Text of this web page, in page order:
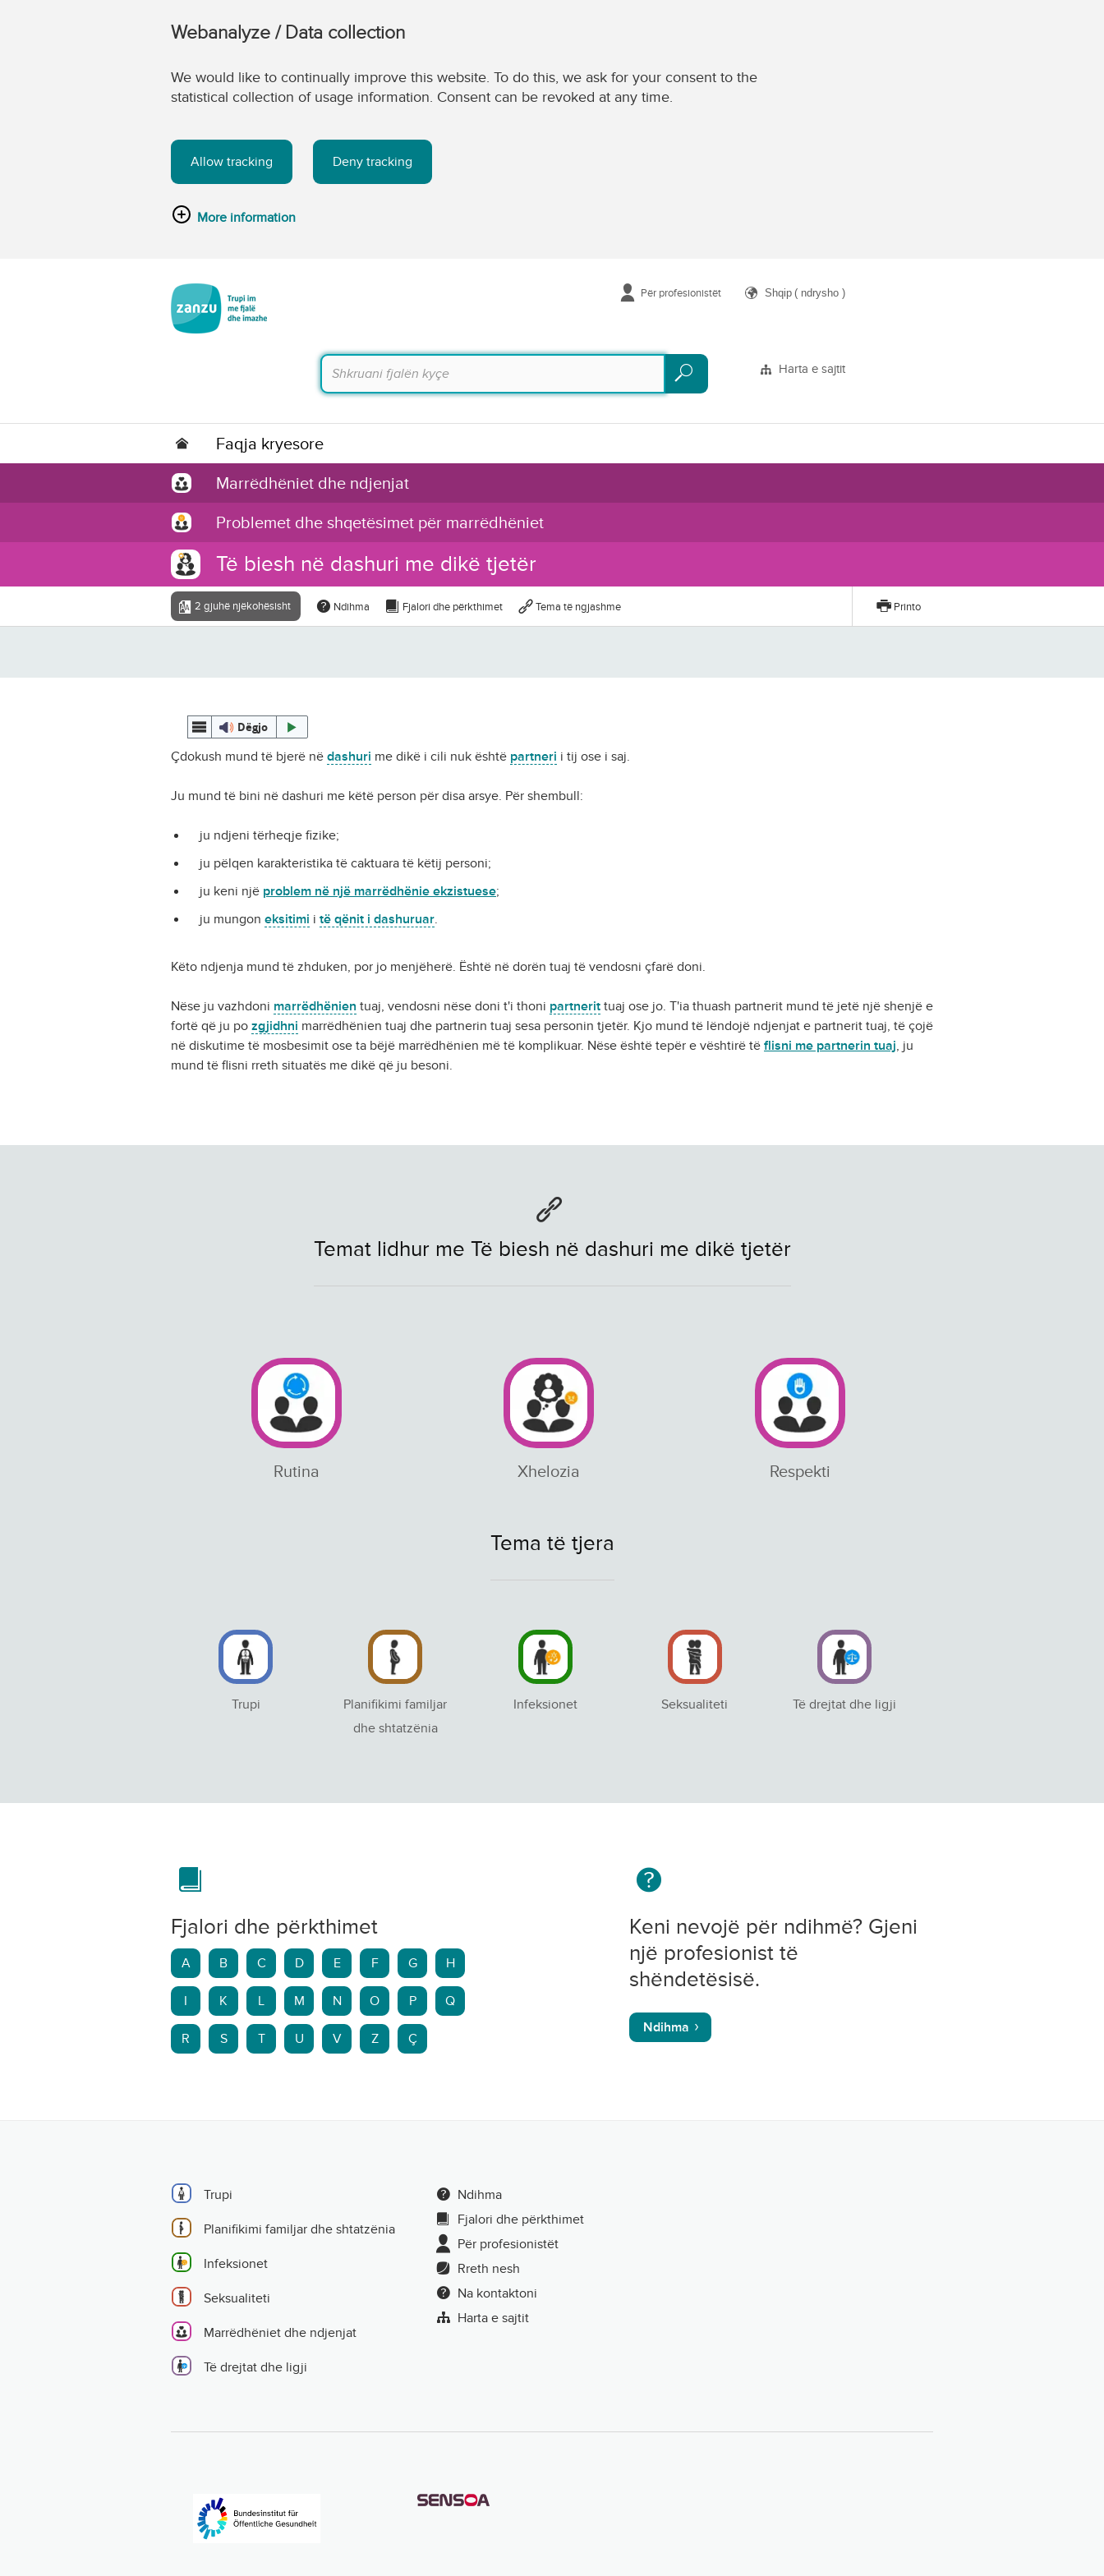
Webanalyze / Data collection
We would like to continually improve this website. To do this, we ask for your consent to the
statistical collection of usage information. Consent can be revoked at any time.
Allow tracking Deny tracking
More information
Për profesionistët Shqip ( ndrysho )
Kërko
Kërko
Harta e sajtit
Faqja kryesore
Marrëdhëniet dhe ndjenjat
Problemet dhe shqetësimet për marrëdhëniet
Të biesh në dashuri me dikë tjetër
2 gjuhë njëkohësisht Ndihma Fjalori dhe përkthimet Tema të ngjashme Printo
Dëgjo
Çdokush mund të bjerë në dashuri me dikë i cili nuk është partneri i tij ose i saj.
Ju mund të bini në dashuri me këtë person për disa arsye. Për shembull:
ju ndjeni tërheqje fizike;
ju pëlqen karakteristika të caktuara të këtij personi;
ju keni një problem në një marrëdhënie ekzistuese;
ju mungon eksitimi i të qënit i dashuruar.
Këto ndjenja mund të zhduken, por jo menjëherë. Është në dorën tuaj të vendosni çfarë doni.
Nëse ju vazhdoni marrëdhënien tuaj, vendosni nëse doni t'i thoni partnerit tuaj ose jo. T'ia thuash partnerit mund të jetë një shenjë e
fortë që ju po zgjidhni marrëdhënien tuaj dhe partnerin tuaj sesa personin tjetër. Kjo mund të lëndojë ndjenjat e partnerit tuaj, të çojë
në diskutime të mosbesimit ose ta bëjë marrëdhënien më të komplikuar. Nëse është tepër e vështirë të flisni me partnerin tuaj, ju
mund të flisni rreth situatës me dikë që ju besoni.
Temat lidhur me Të biesh në dashuri me dikë tjetër
Rutina Xhelozia Respekti
Tema të tjera
Trupi
Planifikimi familjar
dhe shtatzënia
Infeksionet Seksualiteti Të drejtat dhe ligji
Fjalori dhe përkthimet
A B C D E F G H
I K L M N O P Q
R S T U V Z Ç
Keni nevojë për ndihmë? Gjeni
një profesionist të
shëndetësisë.
Ndihma
Trupi
Planifikimi familjar dhe shtatzënia
Infeksionet
Seksualiteti
Marrëdhëniet dhe ndjenjat
Të drejtat dhe ligji
Ndihma
Fjalori dhe përkthimet
Për profesionistët
Rreth nesh
Na kontaktoni
Harta e sajtit